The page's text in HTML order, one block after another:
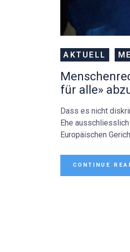
AKTUELL
für alle»
Dass es nicht
Ehe
Europäischen
CONTINUE